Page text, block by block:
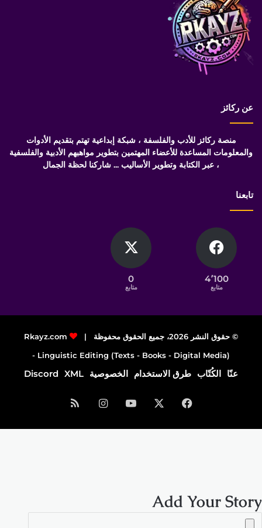
عن ركائز
منصة ركائز للأدب والفلسفة ، شبكة إبداعية تهتم بتقديم الأدوات
والمعلومات المساعدة للأعضاء المهتمين بتطوير مواهبهم الأدبية والفلسفية
، عبر الكتابة وتطوير الأساليب ... شاركنا لحظة الجمال
تابعنا
4٬100
متابع
0
متابع
© حقوق النشر 2026، جميع الحقوق محفوظة |
Rkayz.com
Linguistic Editing (Texts - Books - Digital Media) -
عنّا الكُتّاب طرق الاستخدام الخصوصية XML
Discord
فيسبوك ‫YouTubeانستقرامملخص
الموقع
Add Your Story